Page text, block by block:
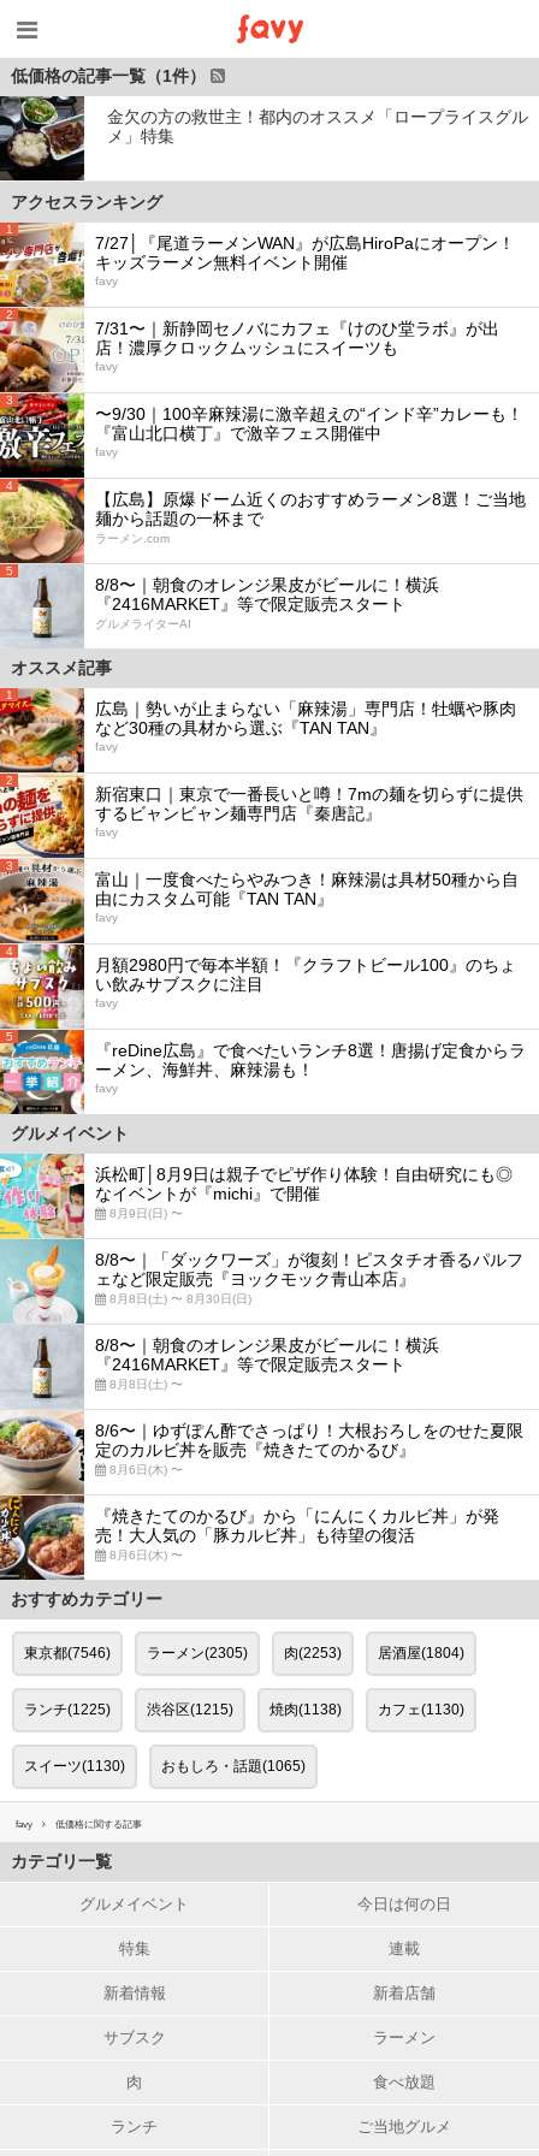
低価格の記事一覧（1件）
金欠の方の救世主！都内のオススメ「ロープライスグル
メ」特集
アクセスランキング
1
7/27│『尾道ラーメンWAN』が広島HiroPaにオープン！
キッズラーメン無料イベント開催
favy
2
7/31〜｜新静岡セノバにカフェ『けのひ堂ラボ』が出
店！濃厚クロックムッシュにスイーツも
favy
3
〜9/30｜100辛麻辣湯に激辛超えの“インド辛”カレーも！
『富山北口横丁』で激辛フェス開催中
favy
4
【広島】原爆ドーム近くのおすすめラーメン8選！ご当地
麺から話題の一杯まで
ラーメン.com
5
8/8〜｜朝食のオレンジ果皮がビールに！横浜
『2416MARKET』等で限定販売スタート
グルメライターAI
オススメ記事
1
広島｜勢いが止まらない「麻辣湯」専門店！牡蠣や豚肉
など30種の具材から選ぶ『TAN TAN』
favy
2
新宿東口｜東京で一番長いと噂！7mの麺を切らずに提供
するビャンビャン麺専門店『秦唐記』
favy
3
富山｜一度食べたらやみつき！麻辣湯は具材50種から自
由にカスタム可能『TAN TAN』
favy
4
月額2980円で毎本半額！『クラフトビール100』のちょ
い飲みサブスクに注目
favy
5
『reDine広島』で食べたいランチ8選！唐揚げ定食からラ
ーメン、海鮮丼、麻辣湯も！
favy
グルメイベント
浜松町│8月9日は親子でピザ作り体験！自由研究にも◎
なイベントが『michi』で開催
8月9日(日) 〜
8/8〜｜「ダックワーズ」が復刻！ピスタチオ香るパルフ
ェなど限定販売『ヨックモック青山本店』
8月8日(土) 〜 8月30日(日)
8/8〜｜朝食のオレンジ果皮がビールに！横浜
『2416MARKET』等で限定販売スタート
8月8日(土) 〜
8/6〜｜ゆずぽん酢でさっぱり！大根おろしをのせた夏限
定のカルビ丼を販売『焼きたてのかるび』
8月6日(木) 〜
『焼きたてのかるび』から「にんにくカルビ丼」が発
売！大人気の「豚カルビ丼」も待望の復活
8月6日(木) 〜
おすすめカテゴリー
東京都(7546) ラーメン(2305) 肉(2253) 居酒屋(1804)
ランチ(1225) 渋谷区(1215) 焼肉(1138) カフェ(1130)
スイーツ(1130) おもしろ・話題(1065)
favy 低価格に関する記事
カテゴリ一覧
グルメイベント 今日は何の日
特集 連載
新着情報 新着店舗
サブスク ラーメン
肉 食べ放題
ランチ ご当地グルメ